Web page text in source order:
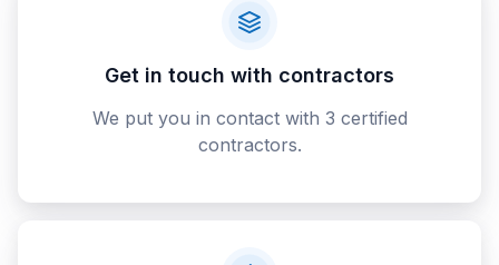
Get in touch with contractors
We put you in contact with 3 certified
contractors.